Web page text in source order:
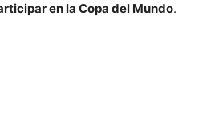
en la Copa del Mundo.